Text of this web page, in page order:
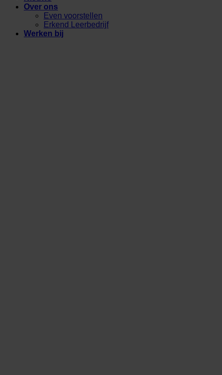
Over ons
Even voorstellen
Erkend Leerbedrijf
Werken bij